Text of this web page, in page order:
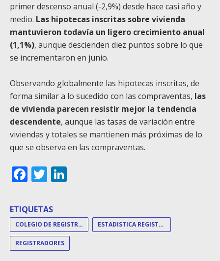
primer descenso anual (-2,9%) desde hace casi año y
medio. Las hipotecas inscritas sobre vivienda
mantuvieron todavía un ligero crecimiento anual
(1,1%), aunque descienden diez puntos sobre lo que
se incrementaron en junio.
Observando globalmente las hipotecas inscritas, de
forma similar a lo sucedido con las compraventas, las
de vivienda parecen resistir mejor la tendencia
descendente, aunque las tasas de variación entre
viviendas y totales se mantienen más próximas de lo
que se observa en las compraventas.
Facebook
Twitter
ETIQUETAS
COLEGIO DE REGISTRADORES ESTADISTICA REGISTRAL
REGISTRADORES